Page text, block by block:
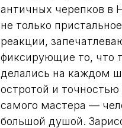
античных черепков в
не только
реакции,
фиксирующие то, что
делались на каждом
остротой и
самого мастера —
большой душой.